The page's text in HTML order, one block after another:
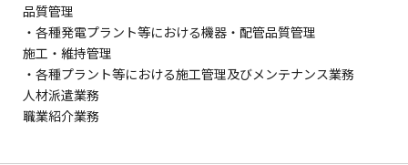
品質管理
・各種発電プラント等における機器・配管品質管理
施工・維持管理
・各種プラント等における施工管理及びメンテナンス業務
人材派遣業務
職業紹介業務